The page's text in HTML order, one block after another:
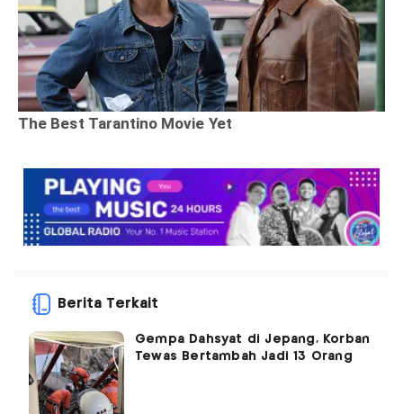
Berita Terkait
Gempa Dahsyat di Jepang, Korban
Tewas Bertambah Jadi 13 Orang